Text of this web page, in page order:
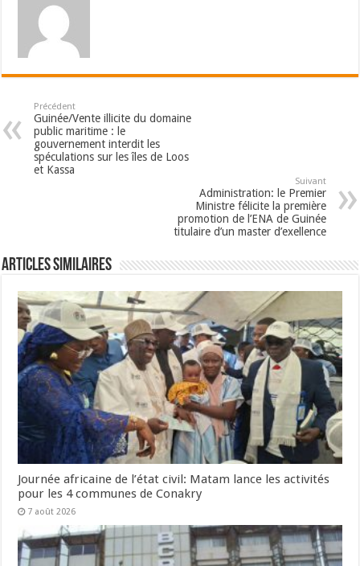
Précédent
Guinée/Vente illicite du domaine
public maritime : le
gouvernement interdit les
spéculations sur les îles de Loos
et Kassa
Suivant
Administration: le Premier
Ministre félicite la première
promotion de l’ENA de Guinée
titulaire d’un master d’exellence
Articles Similaires
Journée africaine de l’état civil: Matam lance les activités
pour les 4 communes de Conakry
7 août 2026